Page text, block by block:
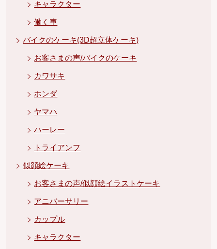
キャラクター
働く車
バイクのケーキ(3D超立体ケーキ)
お客さまの声/バイクのケーキ
カワサキ
ホンダ
ヤマハ
ハーレー
トライアンフ
似顔絵ケーキ
お客さまの声/似顔絵イラストケーキ
アニバーサリー
カップル
キャラクター